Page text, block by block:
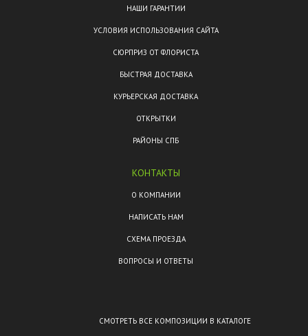
НАШИ ГАРАНТИИ
УСЛОВИЯ ИСПОЛЬЗОВАНИЯ САЙТА
СЮРПРИЗ ОТ ФЛОРИСТА
БЫСТРАЯ ДОСТАВКА
КУРЬЕРСКАЯ ДОСТАВКА
ОТКРЫТКИ
РАЙОНЫ СПБ
КОНТАКТЫ
О КОМПАНИИ
НАПИСАТЬ НАМ
СХЕМА ПРОЕЗДА
ВОПРОСЫ И ОТВЕТЫ
СМОТРЕТЬ ВСЕ КОМПОЗИЦИИ В КАТАЛОГЕ